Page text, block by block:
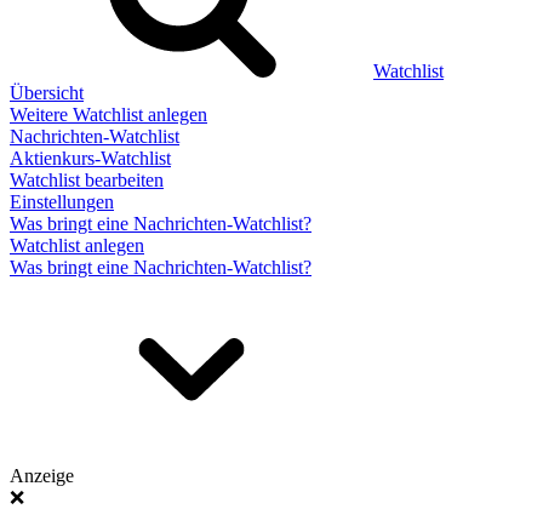
Watchlist
Übersicht
Weitere Watchlist anlegen
Nachrichten-Watchlist
Aktienkurs-Watchlist
Watchlist bearbeiten
Einstellungen
Was bringt eine Nachrichten-Watchlist?
Watchlist anlegen
Was bringt eine Nachrichten-Watchlist?
Anzeige
❌